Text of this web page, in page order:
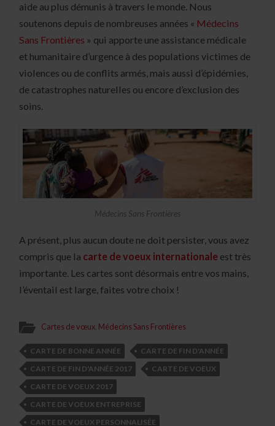
aide au plus démunis à travers le monde. Nous
soutenons depuis de nombreuses années « Médecins
Sans Frontières » qui apporte une assistance médicale
et humanitaire d’urgence à des populations victimes de
violences ou de conflits armés, mais aussi d’épidémies,
de catastrophes naturelles ou encore d’exclusion des
soins.
Médecins Sans Frontières
A présent, plus aucun doute ne doit persister, vous avez
compris que la carte de voeux internationale est très
importante. Les cartes sont désormais entre vos mains,
l’éventail est large, faites votre choix !
Cartes de vœux Médecins Sans Frontières
CARTE DE BONNE ANNÉE
CARTE DE FIN D'ANNÉE
CARTE DE FIN D'ANNÉE 2017
CARTE DE VOEUX
CARTE DE VOEUX 2017
CARTE DE VOEUX ENTREPRISE
CARTE DE VOEUX PERSONNALISÉE